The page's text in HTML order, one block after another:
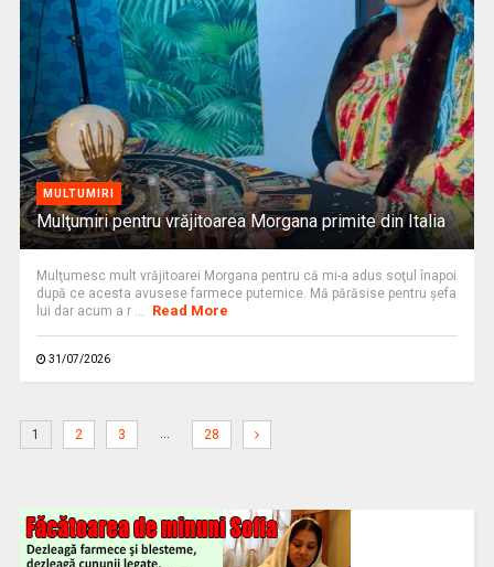
MULTUMIRI
Mulţumiri pentru vrăjitoarea Morgana primite din Italia
Mulţumesc mult vrăjitoarei Morgana pentru că mi-a adus soţul înapoi
după ce acesta avusese farmece puternice. Mă părăsise pentru şefa
lui dar acum a r ...
Read More
31/07/2026
1 2 3 … 28